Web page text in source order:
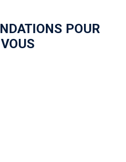
POUR
VOUS